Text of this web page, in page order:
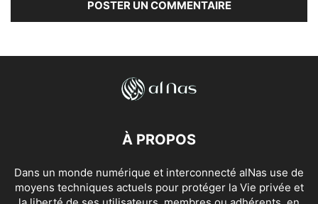
À PROPOS
Dans un monde numérique et interconnecté alNas use de
moyens techniques actuels pour protéger la Vie privée et